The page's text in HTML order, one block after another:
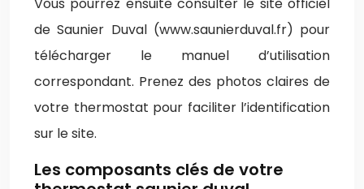
de Saunier Duval (www.saunierduval.fr) pour
télécharger le manuel d’utilisation
correspondant. Prenez des photos claires de
votre thermostat pour faciliter l’identification
sur le site.
Les composants clés de votre